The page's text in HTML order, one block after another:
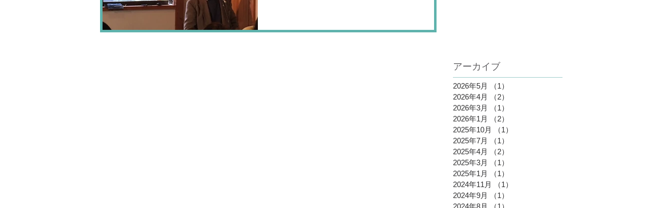
アーカイブ
2026年5月 （1）
2026年4月
（2）
2026年3月
（1）
2026年1月
（2）
2025年10月
（1）
2025年7月
（1）
2025年4月
（2）
2025年3月
（1）
2025年1月
（1）
2024年11月
（1）
2024年9月
（1）
2024年8月
（1）